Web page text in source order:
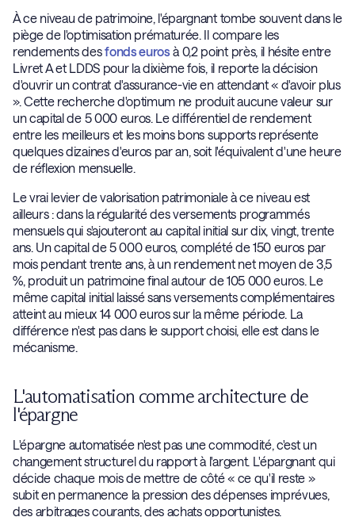
À ce niveau de patrimoine, l'épargnant tombe souvent dans le
piège de l'optimisation prématurée. Il compare les
rendements desfonds eurosà 0,2 point près, il hésite entre
Livret A et LDDS pour la dixième fois, il reporte la décision
d'ouvrir un contrat d'assurance-vie en attendant « d'avoir plus
». Cette recherche d'optimum ne produit aucune valeur sur
un capital de 5 000 euros. Le différentiel de rendement
entre les meilleurs et les moins bons supports représente
quelques dizaines d'euros par an, soit l'équivalent d'une heure
de réflexion mensuelle.
Le vrai levier de valorisation patrimoniale à ce niveau est
ailleurs : dans la régularité des versements programmés
mensuels qui s'ajouteront au capital initial sur dix, vingt, trente
ans. Un capital de 5 000 euros, complété de 150 euros par
mois pendant trente ans, à un rendement net moyen de 3,5
%, produit un patrimoine final autour de 105 000 euros. Le
même capital initial laissé sans versements complémentaires
atteint au mieux 14 000 euros sur la même période. La
différence n'est pas dans le support choisi, elle est dans le
mécanisme.
L'automatisation comme architecture de
l'épargne
L'épargne automatisée n'est pas une commodité, c'est un
changement structurel du rapport à l'argent. L'épargnant qui
décide chaque mois de mettre de côté « ce qu'il reste »
subit en permanence la pression des dépenses imprévues,
des arbitrages courants, des achats opportunistes.